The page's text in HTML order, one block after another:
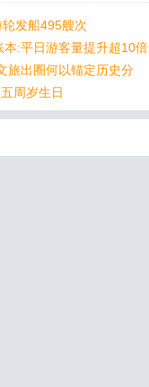
发船495艘次
:平日游客量提升超10倍
旅出圈何以锚定历史分
周岁生日